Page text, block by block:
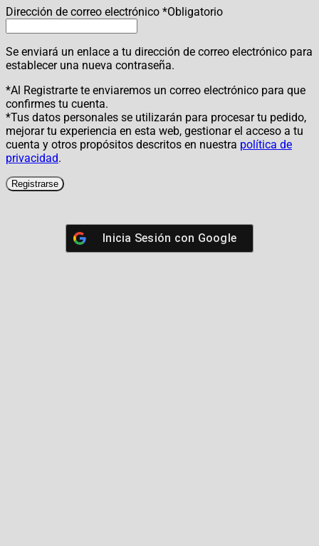
Dirección de correo electrónico *Obligatorio
Se enviará un enlace a tu dirección de correo electrónico para
establecer una nueva contraseña.
*Al Registrarte te enviaremos un correo electrónico para que
confirmes tu cuenta.
*Tus datos personales se utilizarán para procesar tu pedido,
mejorar tu experiencia en esta web, gestionar el acceso a tu
cuenta y otros propósitos descritos en nuestra política de
privacidad.
Registrarse
Inicia Sesión con Google